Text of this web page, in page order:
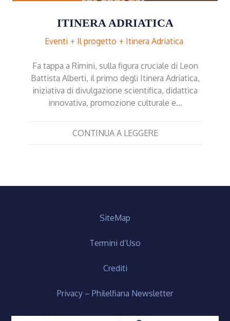
ITINERA ADRIATICA
Eventi Il progetto Itinera Adriatica
Fa tappa a Rimini, sulla figura cruciale di Leon
Battista Alberti, il primo degli Itinera Adriatica,
iniziativa di divulgazione scientifica, didattica
innovativa, promozione culturale e…
CONTINUA A LEGGERE
SiteMap
Termini d’Uso
Crediti
Privacy – Philelfiana Newsletter